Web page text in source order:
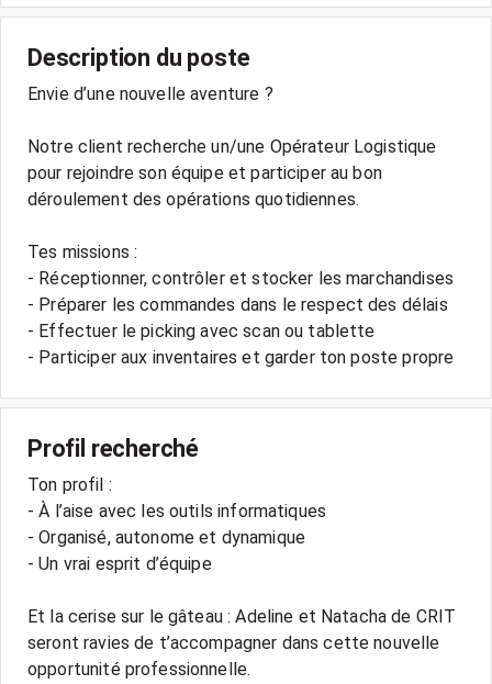
Description du poste
Envie d’une nouvelle aventure ?
Notre client recherche un/une Opérateur Logistique
pour rejoindre son équipe et participer au bon
déroulement des opérations quotidiennes.
Tes missions :
- Réceptionner, contrôler et stocker les marchandises
- Préparer les commandes dans le respect des délais
- Effectuer le picking avec scan ou tablette
Profil recherché
Ton profil :
- À l’aise avec les outils informatiques
- Organisé, autonome et dynamique
- Un vrai esprit d’équipe
Et la cerise sur le gâteau : Adeline et Natacha de CRIT
seront ravies de t’accompagner dans cette nouvelle
opportunité professionnelle.